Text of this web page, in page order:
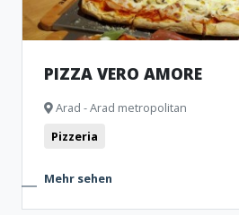
PIZZA VERO AMORE
Arad - Arad metropolitan
Pizzeria
Mehr sehen